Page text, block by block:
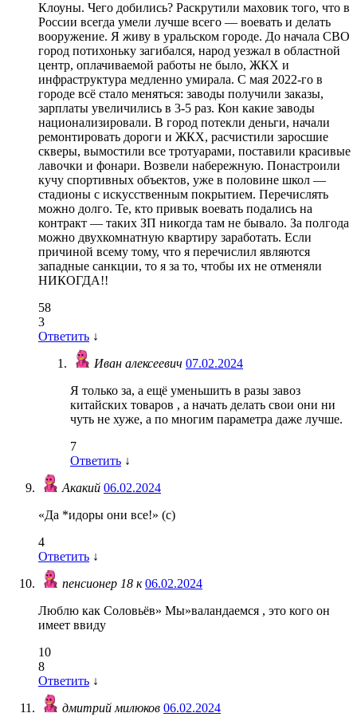
Клоуны. Чего добились? Раскрутили маховик того, что в
России всегда умели лучше всего — воевать и делать
вооружение. Я живу в уральском городе. До начала СВО
город потихоньку загибался, народ уезжал в областной
центр, оплачиваемой работы не было, ЖКХ и
инфраструктура медленно умирала. С мая 2022-го в
городе всё стало меняться: заводы получили заказы,
зарплаты увеличились в 3-5 раз. Кон какие заводы
национализировали. В город потекли деньги, начали
ремонтировать дороги и ЖКХ, расчистили заросшие
скверы, вымостили все тротуарами, поставили красивые
лавочки и фонари. Возвели набережную. Понастроили
кучу спортивных объектов, уже в половине школ —
стадионы с искусственным покрытием. Перечислять
можно долго. Те, кто привык воевать подались на
контракт — таких ЗП никогда там не бывало. За полгода
можно двухкомнатную квартиру заработать. Если
причиной всему тому, что я перечислил являются
западные санкции, то я за то, чтобы их не отменяли
НИКОГДА!!
58
3
Ответить ↓
Иван алексеевич 07.02.2024
Я только за, а ещё уменьшить в разы завоз
китайских товаров , а начать делать свои они ни
чуть не хуже, а по многим параметра даже лучше.
7
Ответить ↓
Акакий 06.02.2024
«Да *идоры они все!» (с)
4
Ответить ↓
пенсионер 18 к06.02.2024
Люблю как Соловьёв» Мы»валандаемся , это кого он
имеет ввиду
10
8
Ответить ↓
дмитрий милюков 06.02.2024